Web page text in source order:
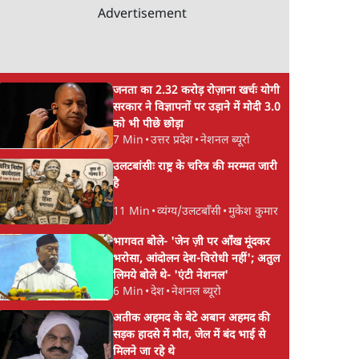
Advertisement
जनता का 2.32 करोड़ रोज़ाना खर्चः योगी
सरकार ने विज्ञापनों पर उड़ाने में मोदी 3.0
को भी पीछे छोड़ा
7 Min •उत्तर प्रदेश•नेशनल ब्यूरो
उलटबांसीः राष्ट्र के चरित्र की मरम्मत जारी
है
11 Min •व्यंग्य/उलटबाँसी•मुकेश कुमार
भागवत बोले- 'जेन ज़ी पर आँख मूंदकर
भरोसा, आंदोलन देश-विरोधी नहीं'; अतुल
लिमये बोले थे- 'एंटी नेशनल'
6 Min •देश•नेशनल ब्यूरो
अतीक अहमद के बेटे अबान अहमद की
सड़क हादसे में मौत, जेल में बंद भाई से
मिलने जा रहे थे